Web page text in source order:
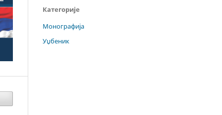
Категорије
Монографија
Уџбеник